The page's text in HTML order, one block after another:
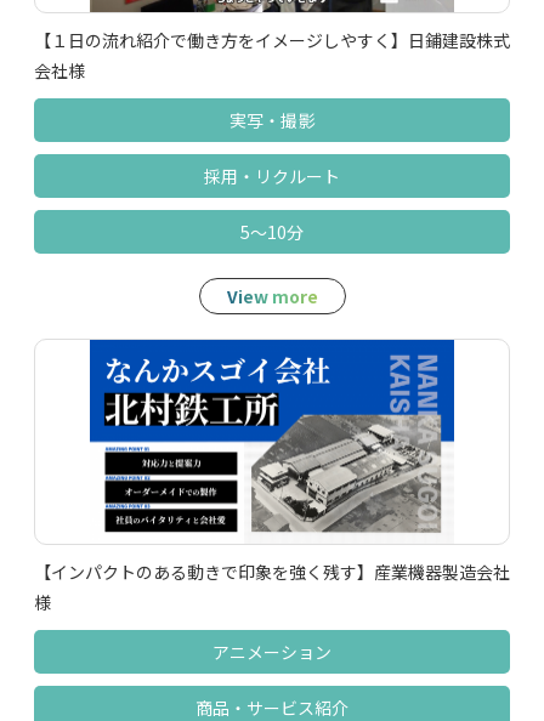
【１日の流れ紹介で働き方をイメージしやすく】日鋪建設株式
会社様
実写‧撮影
採用‧リクルート
5～10分
View more
【インパクトのある動きで印象を強く残す】産業機器製造会社
様
アニメーション
商品‧サービス紹介